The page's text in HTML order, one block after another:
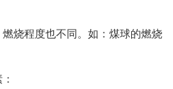
程度也不同。如：煤球的燃烧